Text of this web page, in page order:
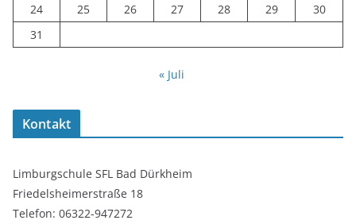
24
25 26 27 28 29
30
31
« Juli
Kontakt
Limburgschule SFL Bad Dürkheim
Friedelsheimerstraße 18
Telefon: 06322-947272